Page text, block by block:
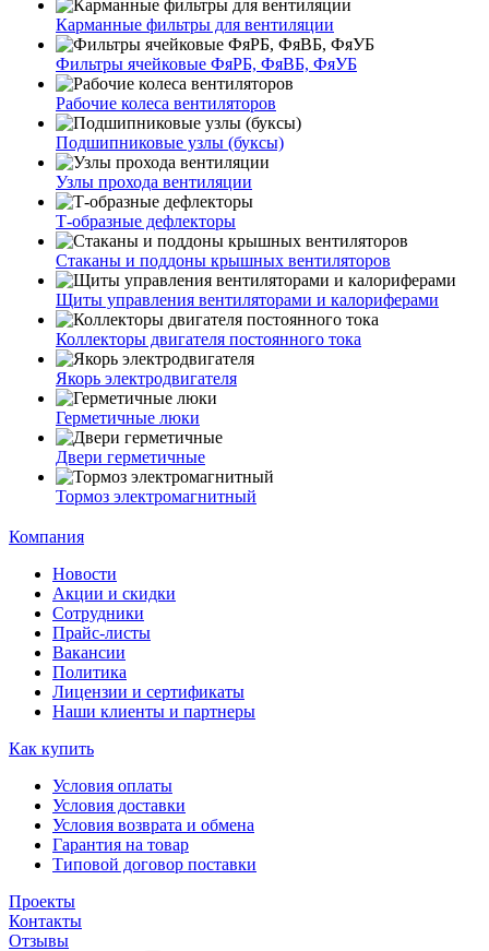
Карманные фильтры для вентиляции
Фильтры ячейковые ФяРБ, ФяВБ, ФяУБ
Рабочие колеса вентиляторов
Подшипниковые узлы (буксы)
Узлы прохода вентиляции
Т-образные дефлекторы
Стаканы и поддоны крышных вентиляторов
Щиты управления вентиляторами и калориферами
Коллекторы двигателя постоянного тока
Якорь электродвигателя
Герметичные люки
Двери герметичные
Тормоз электромагнитный
Компания
Новости
Акции и скидки
Сотрудники
Прайс-листы
Вакансии
Политика
Лицензии и сертификаты
Наши клиенты и партнеры
Как купить
Условия оплаты
Условия доставки
Условия возврата и обмена
Гарантия на товар
Типовой договор поставки
Проекты
Контакты
Отзывы